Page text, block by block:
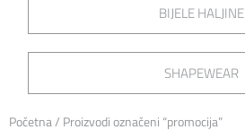
BIJELE HALJINE
SHAPEWEAR
Početna/ Proizvodi označeni “promocija”